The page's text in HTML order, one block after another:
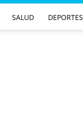
SALUD DEPORTES